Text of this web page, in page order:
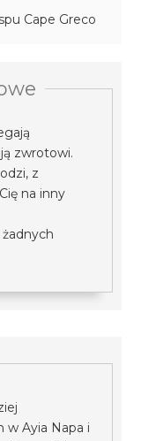
Cape Greco
zwrotowi.
z
na inny
Ayia Napa i